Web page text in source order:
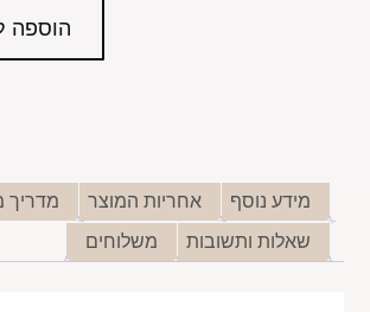
הוספה
מידע נוסף אחריות המוצר
מדריך
שאלות ותשובות
משלוחים